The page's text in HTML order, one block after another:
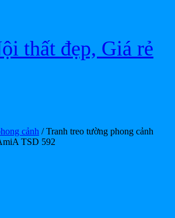
thất đẹp, Giá rẻ
cảnh / Tranh treo tường phong cảnh
TSD 592